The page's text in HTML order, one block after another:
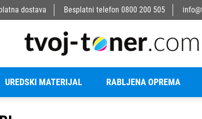
dostava Besplatni telefon 0800 200 505
UREDSKI MATERIJAL RABLJENA OPREMA